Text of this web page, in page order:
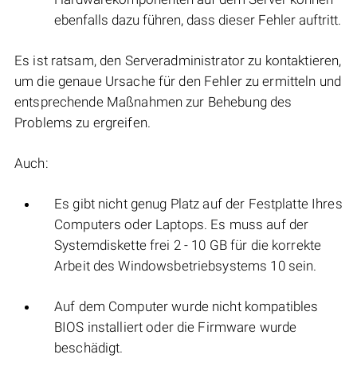
ebenfalls dazu führen, dass dieser Fehler auftritt.
Es ist ratsam, den Serveradministrator zu kontaktieren,
um die genaue Ursache für den Fehler zu ermitteln und
entsprechende Maßnahmen zur Behebung des
Problems zu ergreifen.
Auch:
Es gibt nicht genug Platz auf der Festplatte Ihres
Computers oder Laptops. Es muss auf der
Systemdiskette frei 2 - 10 GB für die korrekte
Arbeit des Windowsbetriebsystems 10 sein.
Auf dem Computer wurde nicht kompatibles
BIOS installiert oder die Firmware wurde
beschädigt.